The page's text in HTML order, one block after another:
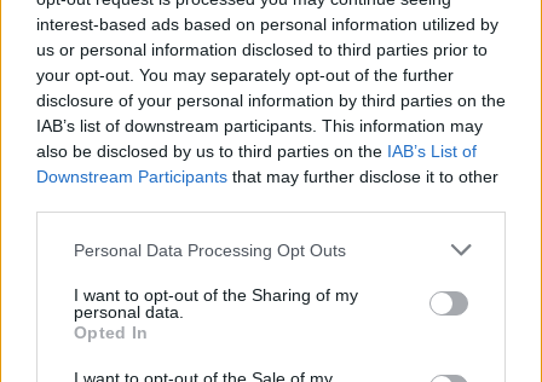
interest-based ads based on personal information utilized by
us or personal information disclosed to third parties prior to
your opt-out. You may separately opt-out of the further
disclosure of your personal information by third parties on the
IAB’s list of downstream participants. This information may
also be disclosed by us to third parties on the IAB’s List of
Downstream Participants that may further disclose it to other
Please note that this website/app uses one or more Google
not limited to your visit or usage behaviour. You may click to
grant or deny consent to Google and its third-party tags to
use your data for below specified purposes in below Google
consent section.
Personal Data Processing Opt Outs
I want to opt-out of the Sharing of my
personal data.
Opted In
SZAKÉRTŐ A DUNA ALACSONY VÍZÁLLÁSÁRÓL: A
VÍZLÉPCSŐ SEM CSODASZER ÖNMAGÁBAN, A
KLÍMAVÁLTOZÁS MIATT ÚJ SZEMLÉLETRE VAN
SZÜKSÉG
A BME vízmérnöke szerint a Paksi Atomerőmű helyzetére sem
vízgazdálkodását pedig már a klímamodellekre kell alapozni.
Szólj hozzá!